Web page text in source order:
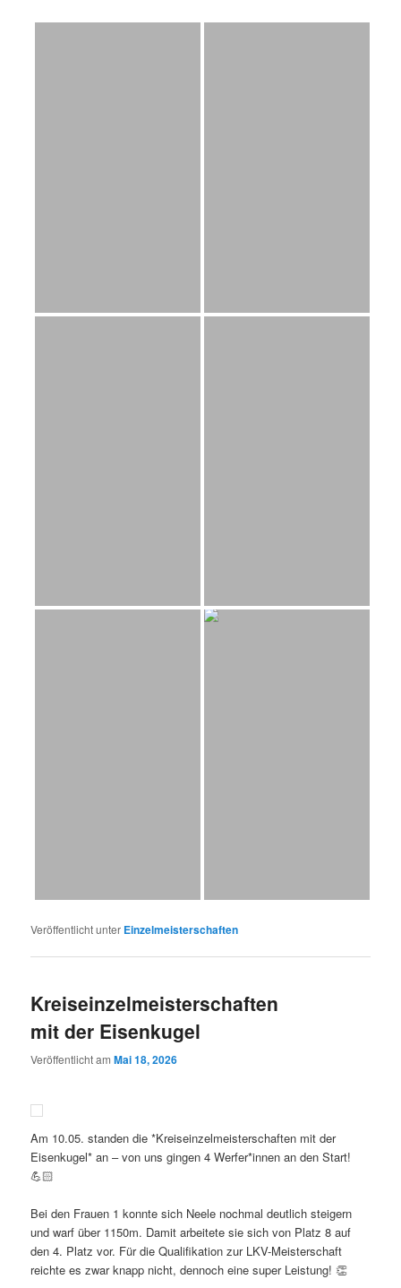
Veröffentlicht unter Einzelmeisterschaften
Kreiseinzelmeisterschaften
mit der Eisenkugel
Veröffentlicht amMai 18, 2026
Am 10.05. standen die *Kreiseinzelmeisterschaften mit der
Eisenkugel* an – von uns gingen 4 Werfer*innen an den Start!
💪🏻
Bei den Frauen 1 konnte sich Neele nochmal deutlich steigern
und warf über 1150m. Damit arbeitete sie sich von Platz 8 auf
den 4. Platz vor. Für die Qualifikation zur LKV-Meisterschaft
reichte es zwar knapp nicht, dennoch eine super Leistung! 👏